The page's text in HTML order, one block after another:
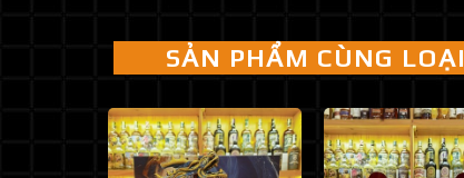
SẢN PHẨM CÙNG LOẠI